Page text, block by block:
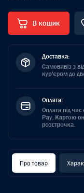
В кошик
Доставка:
Самовивіз з
кур'єром до
Оплата:
Оплата під
Pay, Картою
розстрочка.
Про товар